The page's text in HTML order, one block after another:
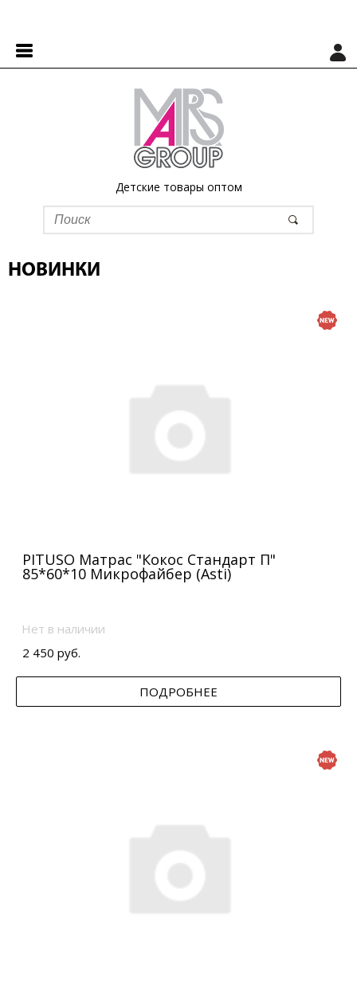
Детские товары оптом
НОВИНКИ
PITUSO Матрас "Кокос Стандарт П"
85*60*10 Микрофайбер (Asti)
Нет в наличии
2 450 руб.
ПОДРОБНЕЕ